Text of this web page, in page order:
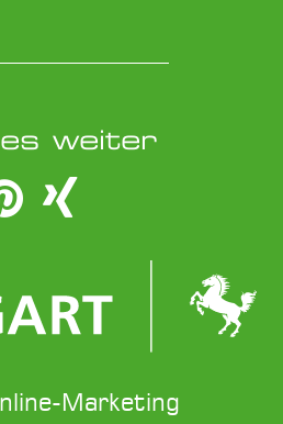
weiter
Marketing